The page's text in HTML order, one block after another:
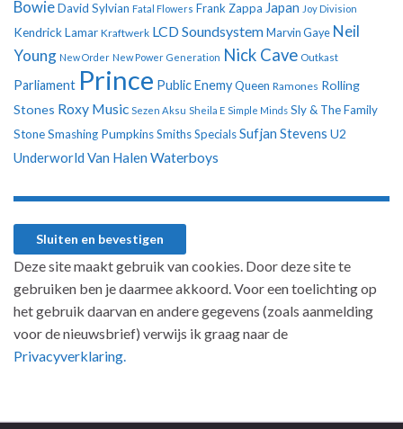
BowieDavid Sylvian Fatal Flowers Frank Zappa Japan Joy Division
Kendrick Lamar Kraftwerk LCD Soundsystem Marvin Gaye Neil
Young New Order New Power Generation Nick Cave Outkast
Parliament Prince Public EnemyQueen Ramones Rolling
Stones Roxy Music Sezen Aksu Sheila E Simple Minds Sly & The Family
StoneSmashing PumpkinsSmithsSpecialsSufjan Stevens U2
Underworld Van Halen Waterboys
Deze site maakt gebruik van cookies. Door deze site te
gebruiken ben je daarmee akkoord. Voor een toelichting op
het gebruik daarvan en andere gegevens (zoals aanmelding
voor de nieuwsbrief) verwijs ik graag naar de
Privacyverklaring.